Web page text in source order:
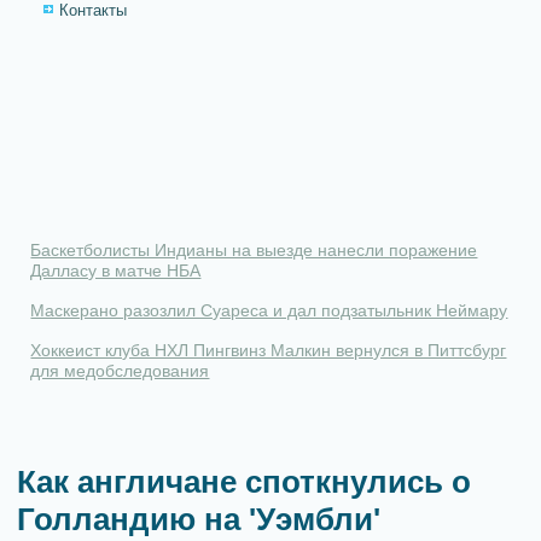
Контакты
Баскетболисты Индианы на выезде нанесли поражение
Далласу в матче НБА
Маскерано разозлил Суареса и дал подзатыльник Неймару
Хоккеист клуба НХЛ Пингвинз Малкин вернулся в Питтсбург
для медобследования
Как англичане споткнулись о
Голландию на 'Уэмбли'